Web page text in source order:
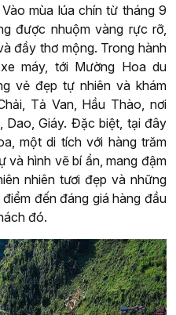
mùa lúa chín từ tháng 9
được nhuộm vàng rực rỡ,
đầy thơ mộng. Trong hành
máy, tới Mường Hoa du
vẻ đẹp tự nhiên và khám
Tả Van, Hầu Thào, nơi
Dao, Giáy. Đặc biệt, tại đây
một di tích với hàng trăm
và hình vẽ bí ẩn, mang đậm
nhiên tươi đẹp và những
đến đáng giá hàng đầu
đó.